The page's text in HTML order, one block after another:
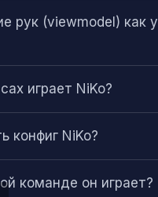
рук (viewmodel) как у
играет NiKo?
конфиг NiKo?
команде он играет?